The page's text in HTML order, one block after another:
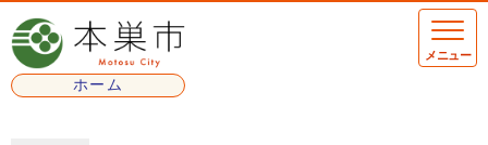
ページの先頭です
ホーム
メニュー